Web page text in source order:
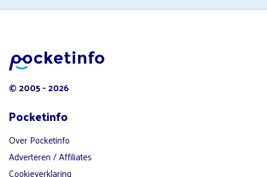
© 2005 - 2026
Pocketinfo
Over Pocketinfo
Adverteren / Affiliates
Cookieverklaring